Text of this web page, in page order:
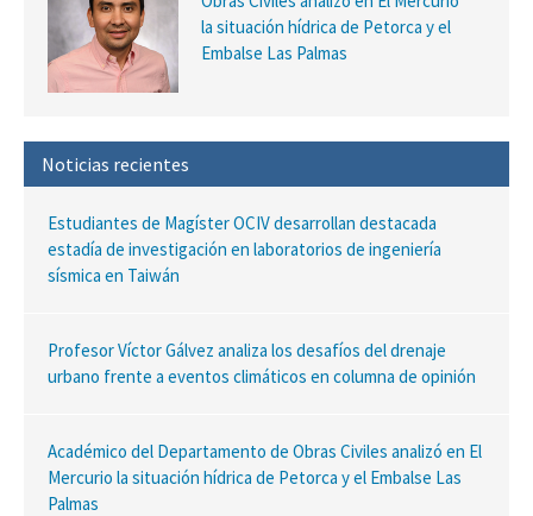
la situación hídrica de Petorca y el
Embalse Las Palmas
Noticias recientes
Estudiantes de Magíster OCIV desarrollan destacada
estadía de investigación en laboratorios de ingeniería
sísmica en Taiwán
Profesor Víctor Gálvez analiza los desafíos del drenaje
urbano frente a eventos climáticos en columna de opinión
Académico del Departamento de Obras Civiles analizó en El
Mercurio la situación hídrica de Petorca y el Embalse Las
Palmas